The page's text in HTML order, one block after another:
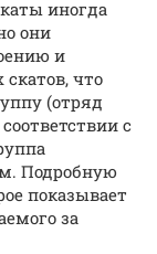
иногда
они
и
что
(отряд
с
Подробную
показывает
за